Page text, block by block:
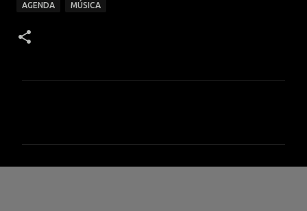
AGENDA MÚSICA